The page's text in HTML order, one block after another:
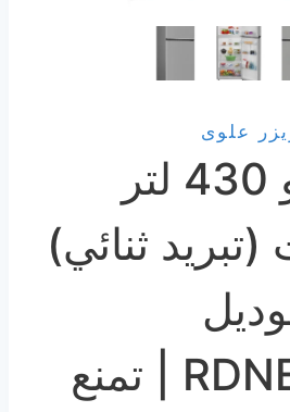
علوى
ثلاجة بيكو 430 لتر
ثنائي)
RDNE455MK | تمنع